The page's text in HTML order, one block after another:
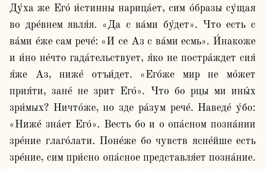
Ду́ха же Его́ и́стинны нарица́ет, сим о́бразы су́щая
во дре́внем явля́я. «Да с ва́ми бу́дет». Что есть с
ва́ми е́же сам рече́: «И се Аз с ва́ми есмь». И́накоже
и и́но не́что гада́тельствует, я́ко не постра́ждет сия́
я́же Аз, ниже́ отъи́дет. «Его́же мир не мо́жет
прия́ти, зане́ не зрит Его́». Что бо рцы ми ины́х
зри́мых? Ничто́же, но зде ра́зум рече́. Наведе́ у́бо:
«Ниже́ зна́ет Его́». Весть бо и о опа́сном позна́нии
зре́ние глаго́лати. Поне́же бо чувств ясне́йше есть
зре́ние, сим при́сно опа́сное представля́ет позна́ние.